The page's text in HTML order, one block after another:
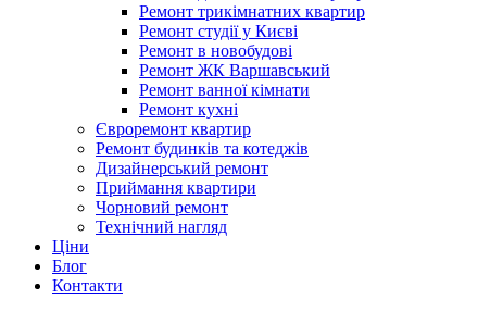
Ремонт трикімнатних квартир
Ремонт студії у Києві
Ремонт в новобудові
Ремонт ЖК Варшавський
Ремонт ванної кімнати
Ремонт кухні
Євроремонт квартир
Ремонт будинків та котеджів
Дизайнерський ремонт
Приймання квартири
Чорновий ремонт
Технічний нагляд
Ціни
Блог
Контакти